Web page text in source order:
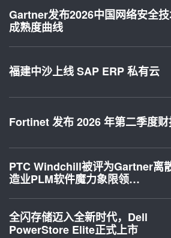
Gartner发布2026中国网络安全
成熟度曲线
福建中沙上线 SAP ERP 私有云
Fortinet 发布 2026 年第二季度
PTC Windchill被评为Gartner离
造业PLM软件魔力象限领…
全闪存储迈入全新时代，Dell
PowerStore Elite正式上市